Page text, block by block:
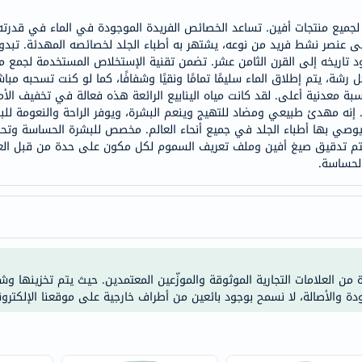
الوزن
فحص
صحي
روتيني
باقة
القلب
الصحي
Original
IV
الغذائي
الحالة
والشعر
لجميع منتجات أفين. تساعد الخصائص الفريدة الموجودة في الماء في
عنصر نشط فريد من نوعه، يشتهر به أطباء الجلد لخصائصه المهدئة.
إلى القرن الثامن عشر. تضمن تقنية الإستخلاص المستخدمة لجمع
يتم إطلاق الماء سليمًا تمامًا ونقيًا وشفافًا، كما لو كنت تسحبه
معدنية أعلى. لقد كانت مياه الينابيع الرائعة هذه فعالة في تخفيف
مهدئ طبيعي ومضاد للتهيج وينعم البشرة، ويوفر الراحة والنعومة
ويوصي بها أطباء الجلد في جميع أنحاء العالم. مخصص للبشرة الحساسة
يتم تدقيق صيغ أفين وملف تعريف السموم لكل مكون على حدة من قبل
من العلامات التجارية الموثوقة والموزّعين المعتمدين. حيث يتم
والأصالة، لا نسمح بوجود بائعين من أطراف خارجية على موقعنا